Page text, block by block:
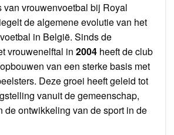
van vrouwenvoetbal bij Royal
de algemene evolutie van het
in België. Sinds de
vrouwenelftal in 2004 heeft de club
van een sterke basis met
Deze groei heeft geleid tot
vanuit de gemeenschap,
de ontwikkeling van de sport in de